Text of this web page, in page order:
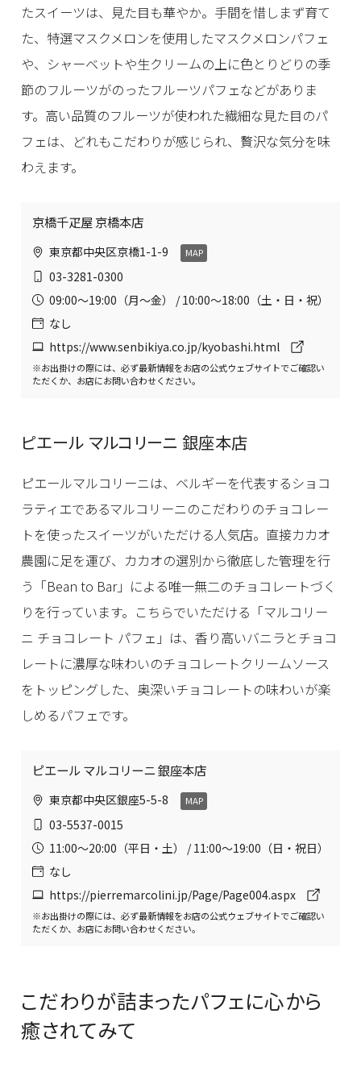
たスイーツは、見た目も華やか。手間を惜しまず育て
た、特選マスクメロンを使用したマスクメロンパフェ
や、シャーベットや生クリームの上に色とりどりの季
節のフルーツがのったフルーツパフェなどがありま
す。高い品質のフルーツが使われた繊細な見た目のパ
フェは、どれもこだわりが感じられ、贅沢な気分を味
わえます。
京橋千疋屋 京橋本店
東京都中央区京橋1-1-9 MAP
03-3281-0300
09:00〜19:00（月〜金） / 10:00〜18:00（土・日・祝）
なし
https://www.senbikiya.co.jp/kyobashi.html
※お出掛けの際には、必ず最新情報をお店の公式ウェブサイトでご確認い
ただくか、お店にお問い合わせください。
ピエール マルコリーニ 銀座本店
ピエールマルコリーニは、ベルギーを代表するショコ
ラティエであるマルコリーニのこだわりのチョコレー
トを使ったスイーツがいただける人気店。直接カカオ
農園に足を運び、カカオの選別から徹底した管理を行
う「Bean to Bar」による唯一無二のチョコレートづく
りを行っています。こちらでいただける「マルコリー
ニ チョコレート パフェ」は、香り高いバニラとチョコ
レートに濃厚な味わいのチョコレートクリームソース
をトッピングした、奥深いチョコレートの味わいが楽
しめるパフェです。
ピエール マルコリーニ 銀座本店
東京都中央区銀座5-5-8 MAP
03-5537-0015
11:00〜20:00（平日・土） / 11:00〜19:00（日・祝日）
なし
https://pierremarcolini.jp/Page/Page004.aspx
※お出掛けの際には、必ず最新情報をお店の公式ウェブサイトでご確認い
ただくか、お店にお問い合わせください。
こだわりが詰まったパフェに心から
癒されてみて